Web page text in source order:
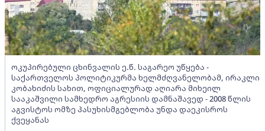
ოკუპირებული ცხინვალის ე.წ. საგარეო უწყება -
საქართველოს პოლიტიკურმა ხელმძღვანელობამ, ირაკლი
კობახიძის სახით, ოფიციალურად აღიარა მიხეილ
სააკაშვილი სამხედრო აგრესიის დამნაშავედ - 2008 წლის
აგვისტოს ომზე პასუხისმგებლობა უნდა დაეკისროს
ქვეყანას